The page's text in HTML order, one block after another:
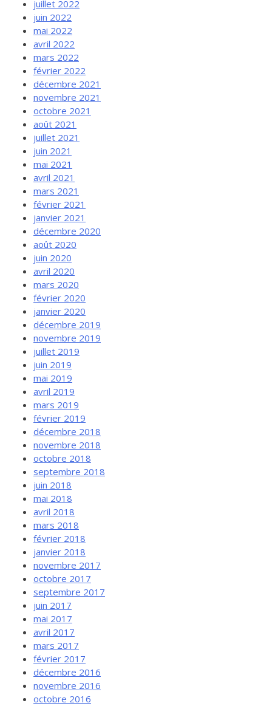
juillet 2022
juin 2022
mai 2022
avril 2022
mars 2022
février 2022
décembre 2021
novembre 2021
octobre 2021
août 2021
juillet 2021
juin 2021
mai 2021
avril 2021
mars 2021
février 2021
janvier 2021
décembre 2020
août 2020
juin 2020
avril 2020
mars 2020
février 2020
janvier 2020
décembre 2019
novembre 2019
juillet 2019
juin 2019
mai 2019
avril 2019
mars 2019
février 2019
décembre 2018
novembre 2018
octobre 2018
septembre 2018
juin 2018
mai 2018
avril 2018
mars 2018
février 2018
janvier 2018
novembre 2017
octobre 2017
septembre 2017
juin 2017
mai 2017
avril 2017
mars 2017
février 2017
décembre 2016
novembre 2016
octobre 2016